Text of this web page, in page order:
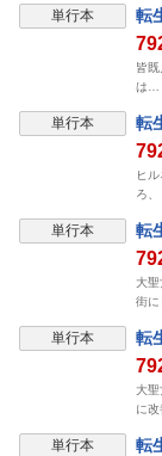
単行本 転
皆
は…
単行本 転
ヒ
ろ
単行本 転
大
街に
単行本 転
大
に改
単行本 転